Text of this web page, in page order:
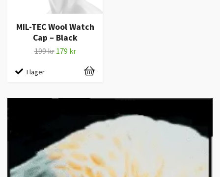
MIL-TEC Wool Watch
Cap – Black
199 kr 179 kr
I lager